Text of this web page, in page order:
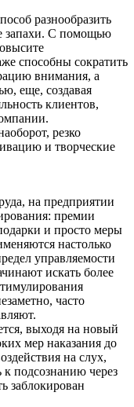
разнообразить
запахи. С помощью
способны сократить
внимания, а
еще, создавая
клиентов,
резко
и творческие
на предприятии
премии
и просто меры
настолько
управляемости
искать более
часто
выходя на новый
мер наказания до
на слух,
к подсознанию через
заблокирован